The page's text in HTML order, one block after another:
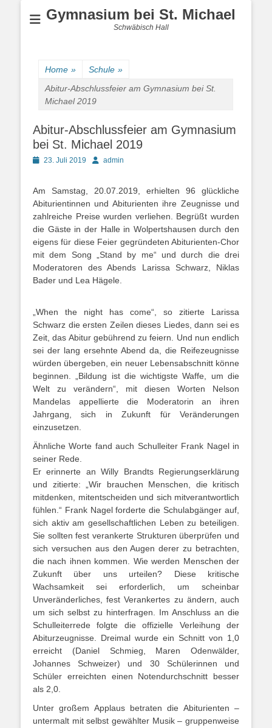
Gymnasium bei St. Michael
Schwäbisch Hall
Home » Schule »
Abitur-Abschlussfeier am Gymnasium bei St.
Michael 2019
Abitur-Abschlussfeier am Gymnasium
bei St. Michael 2019
Posted23. Juli 2019 Authoradmin
Am Samstag, 20.07.2019, erhielten 96 glückliche
Abiturientinnen und Abiturienten ihre Zeugnisse und
zahlreiche Preise wurden verliehen. Begrüßt wurden
die Gäste in der Halle in Wolpertshausen durch den
eigens für diese Feier gegründeten Abiturienten-Chor
mit dem Song „Stand by me“ und durch die drei
Moderatoren des Abends Larissa Schwarz, Niklas
Bader und Lea Hägele.
„When the night has come“, so zitierte Larissa
Schwarz die ersten Zeilen dieses Liedes, dann sei es
Zeit, das Abitur gebührend zu feiern. Und nun endlich
sei der lang ersehnte Abend da, die Reifezeugnisse
würden übergeben, ein neuer Lebensabschnitt könne
beginnen. „Bildung ist die wichtigste Waffe, um die
Welt zu verändern“, mit diesen Worten Nelson
Mandelas appellierte die Moderatorin an ihren
Jahrgang, sich in Zukunft für Veränderungen
einzusetzen.
Ähnliche Worte fand auch Schulleiter Frank Nagel in
seiner Rede.
Er erinnerte an Willy Brandts Regierungserklärung
und zitierte: „Wir brauchen Menschen, die kritisch
mitdenken, mitentscheiden und sich mitverantwortlich
fühlen.“ Frank Nagel forderte die Schulabgänger auf,
sich aktiv am gesellschaftlichen Leben zu beteiligen.
Sie sollten fest verankerte Strukturen überprüfen und
sich versuchen aus den Augen derer zu betrachten,
die nach ihnen kommen. Wie werden Menschen der
Zukunft über uns urteilen? Diese kritische
Wachsamkeit sei erforderlich, um scheinbar
Unveränderliches, fest Verankertes zu ändern, auch
um sich selbst zu hinterfragen. Im Anschluss an die
Schulleiterrede folgte die offizielle Verleihung der
Abiturzeugnisse. Dreimal wurde ein Schnitt von 1,0
erreicht (Daniel Schmieg, Maren Odenwälder,
Johannes Schweizer) und 30 Schülerinnen und
Schüler erreichten einen Notendurchschnitt besser
als 2,0.
Unter großem Applaus betraten die Abiturienten –
untermalt mit selbst gewählter Musik – gruppenweise